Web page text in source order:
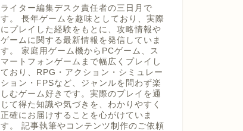
ライター編集デスク責任者の三日月で
す。 長年ゲームを趣味としており、実際
にプレイした経験をもとに、攻略情報や
ゲームに関する最新情報を発信していま
す。 家庭用ゲーム機からPCゲーム、ス
マートフォンゲームまで幅広くプレイし
ており、RPG・アクション・シミュレー
ション・FPSなど、ジャンルを問わず楽
しむゲーム好きです。実際のプレイを通
じて得た知識や気づきを、わかりやすく
正確にお届けすることを心がけていま
す。 記事執筆やコンテンツ制作のご依頼